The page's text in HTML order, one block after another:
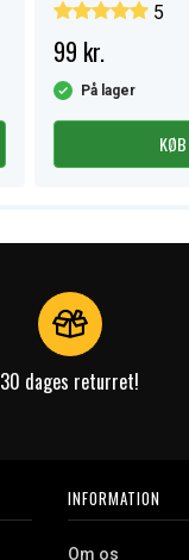
5
99 kr.
På lager
KØB
30 dages returret!
INFORMATION
Om os